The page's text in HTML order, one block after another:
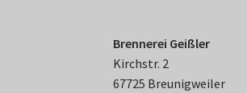
Brennerei Geißler
Kirchstr. 2
67725 Breunigweiler